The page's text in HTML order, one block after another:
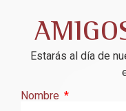
Estarás al día de
Nombre